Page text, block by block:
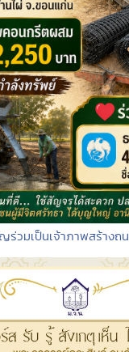
ร่วมเป็นเจ้าภาพสร้างถ